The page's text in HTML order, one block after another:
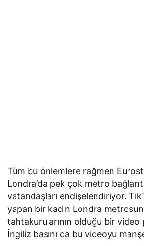
Tüm bu önlemlere rağmen
Londra’da pek çok metro
vatandaşları endişelendiriyor.
yapan bir kadın Londra
tahtakurularının olduğu bir video
İngiliz basını da bu videoyu